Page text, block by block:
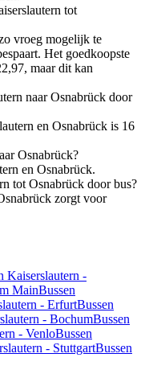
tot
vroeg mogelijk te
Het goedkoopste
maar dit kan
naar Osnabrück door
en Osnabrück is 16
Osnabrück?
en Osnabrück.
tot Osnabrück door bus?
zorgt voor
Kaiserslautern -
MainBussen
- ErfurtBussen
- BochumBussen
- VenloBussen
- StuttgartBussen